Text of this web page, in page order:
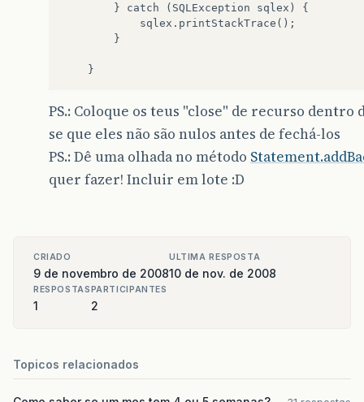
        } catch (SQLException sqlex) {
            sqlex.printStackTrace();
        }
PS.: Coloque os teus "close" de recurso
se que eles não são nulos antes de fechá-los
PS.: Dê uma olhada no método
quer fazer! Incluir em lote :D
CRIADO
9 de novembro de 2008
ULTIMA RESPOSTA
10 de nov. de 2008
RESPOSTAS
1
PARTICIPANTES
2
Topicos relacionados